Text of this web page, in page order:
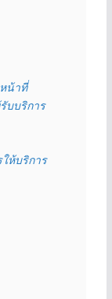
น้าที่
บบริการ
ห้บริการ